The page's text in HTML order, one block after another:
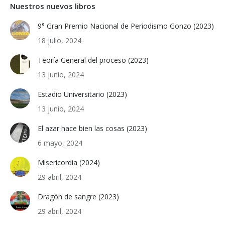
Nuestros nuevos libros
9° Gran Premio Nacional de Periodismo Gonzo (2023)
18 julio, 2024
Teoría General del proceso (2023)
13 junio, 2024
Estadio Universitario (2023)
13 junio, 2024
El azar hace bien las cosas (2023)
6 mayo, 2024
Misericordia (2024)
29 abril, 2024
Dragón de sangre (2023)
29 abril, 2024